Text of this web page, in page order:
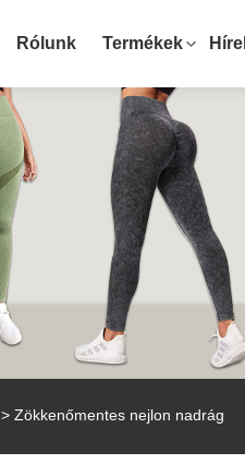
Rólunk Termékek
> Zökkenőmentes nejlon nadrág